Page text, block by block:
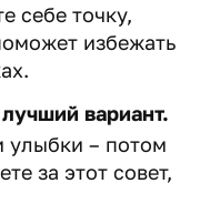
себе точку,
избежать
вариант.
улыбки – потом
за этот совет,